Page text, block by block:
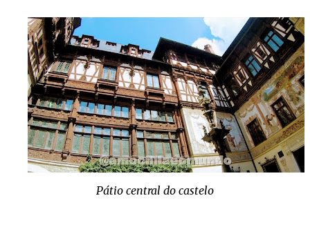
Pátio central do castelo